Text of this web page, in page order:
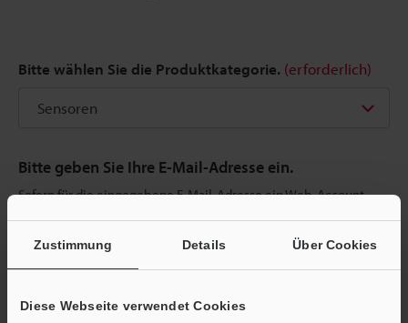
Zustimmung Details Über Cookies
Diese Webseite verwendet Cookies
Bitte wählen Sie die Produktkategorie. (erforderlich)
Bitte geben Sie Ihre E-Mail-Adresse ein.
Sofern für die eingegebene E-Mail-Adresse ein Web-Account
Falls Sie sich noch nicht registriert haben, können Sie die
kostenlose Registrierung im nächsten Schritt abschließen.
E-Mail-Adresse (erforderlich)